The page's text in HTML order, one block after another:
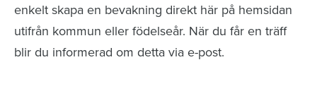
enkelt skapa en bevakning direkt här på hemsidan
utifrån kommun eller födelseår. När du får en träff
blir du informerad om detta via e-post.